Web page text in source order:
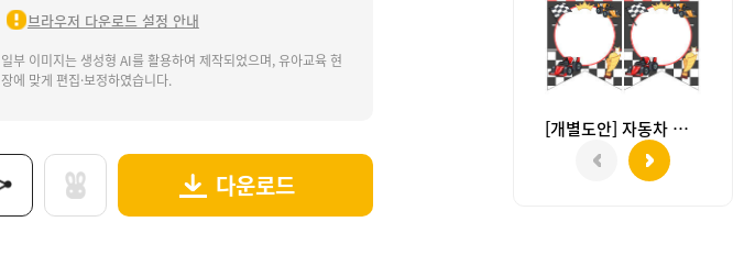
브라우저 다운로드 설정 안내
일부 이미지는 생성형 AI를 활용하여 제작되었으며, 유아교육 현
장에 맞게 편집·보정하였습니다.
다운로드
[개별도안] 자동차 경주 대회 가랜드